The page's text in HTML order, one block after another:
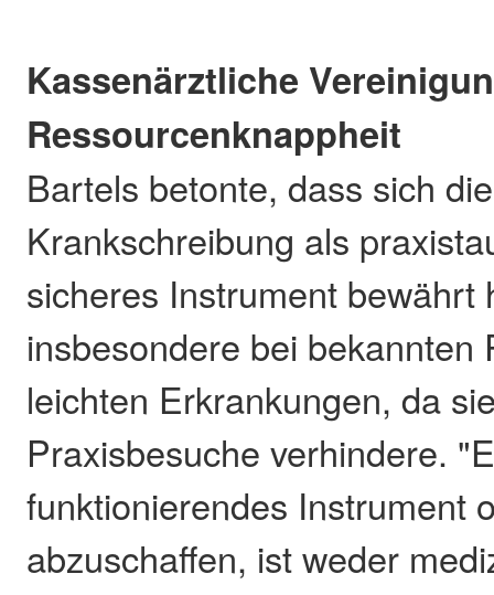
Kassenärztliche
Ressourcenknappheit
Bartels betonte, dass sich
Krankschreibung als
sicheres Instrument bewährt
insbesondere bei bekannten
leichten Erkrankungen, da
Praxisbesuche verhindere.
funktionierendes Instrument
abzuschaffen, ist weder